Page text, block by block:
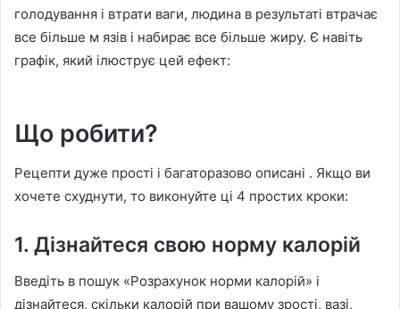
голодування і втрати ваги, людина в результаті втрачає
все більше м язів і набирає все більше жиру. Є навіть
графік, який ілюструє цей ефект:
Що робити?
Рецепти дуже прості і багаторазово описані . Якщо ви
хочете схуднути, то виконуйте ці 4 простих кроки:
1. Дізнайтеся свою норму калорій
Введіть в пошук «Розрахунок норми калорій» і
дізнайтеся, скільки калорій при вашому зрості, вазі,